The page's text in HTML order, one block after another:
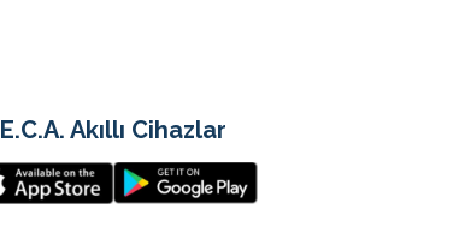
E.C.A. Akıllı Cihazlar